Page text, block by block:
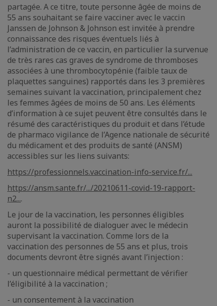
partagée. A ce titre, toute personne âgée de moins de
55 ans souhaitant se faire vacciner avec le vaccin
Janssen de Johnson & Johnson est invitée à prendre
connaissance des risques éventuels liés à
l’administration de ce vaccin, en particulier la survenue
de très rares cas graves de syndrome de thromboses
associées à une thrombocytopénie (faible taux de
plaquettes sanguines) rapportés dans les 3 premières
semaines suivant la vaccination, principalement chez
les femmes âgées de moins de 50 ans. Les éléments
d’information à ce sujet peuvent être consultés dans le
résumé des caractéristiques du produit et dans l’étude
de pharmaco vigilance de l’Agence nationale de sécurité
du médicament et des produits de santé (ANSM)
accessibles sur les liens suivants:
https://professionnels.vaccination-info-service.fr/...
https://ansm.sante.fr/.../20210611-covid-19-rapport-
n2....
Le jour de la vaccination, les personnes éligibles
auront la possibilité de dialoguer avec le médecin
supervisant la vaccination. Comme lors de la
vaccination des personnes de 55 ans et plus, trois
documents devront être signés avant l’injection :
- un questionnaire médical permettant de vérifier
l’éligibilité à la vaccination ;
- un consentement à la vaccination